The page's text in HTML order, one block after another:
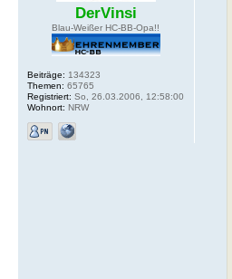
DerVinsi
Blau-Weißer HC-BB-Opa!!
Beiträge: 134323
Themen: 65765
Registriert: So, 26.03.2006, 12:58:00
Wohnort: NRW